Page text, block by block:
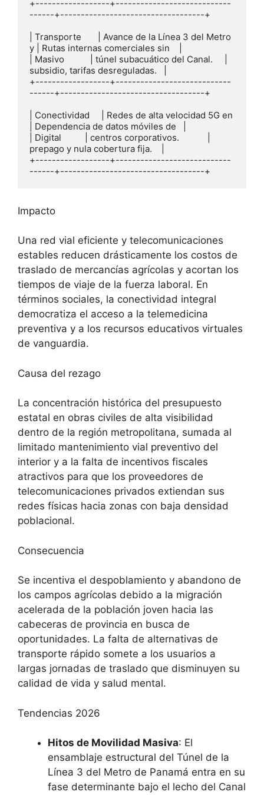
+------------------+----------------------------
------+-----------------------------------+
| Transporte       | Avance de la Línea 3 del Metro
y | Rutas internas comerciales sin    |
| Masivo           | túnel subacuático del Canal.     |
subsidio, tarifas desreguladas.   |
+------------------+----------------------------
------+-----------------------------------+
| Conectividad     | Redes de alta velocidad 5G en
| Dependencia de datos móviles de   |
| Digital          | centros corporativos.            |
prepago y nula cobertura fija.    |
+------------------+----------------------------
Impacto
Una red vial eficiente y telecomunicaciones
estables reducen drásticamente los costos de
traslado de mercancías agrícolas y acortan los
tiempos de viaje de la fuerza laboral. En
términos sociales, la conectividad integral
democratiza el acceso a la telemedicina
preventiva y a los recursos educativos virtuales
de vanguardia.
Causa del rezago
La concentración histórica del presupuesto
estatal en obras civiles de alta visibilidad
dentro de la región metropolitana, sumada al
limitado mantenimiento vial preventivo del
interior y a la falta de incentivos fiscales
atractivos para que los proveedores de
telecomunicaciones privados extiendan sus
redes físicas hacia zonas con baja densidad
poblacional.
Consecuencia
Se incentiva el despoblamiento y abandono de
los campos agrícolas debido a la migración
acelerada de la población joven hacia las
cabeceras de provincia en busca de
oportunidades. La falta de alternativas de
transporte rápido somete a los usuarios a
largas jornadas de traslado que disminuyen su
calidad de vida y salud mental.
Tendencias 2026
Hitos de Movilidad Masiva: El
ensamblaje estructural del Túnel de la
Línea 3 del Metro de Panamá entra en su
fase determinante bajo el lecho del Canal